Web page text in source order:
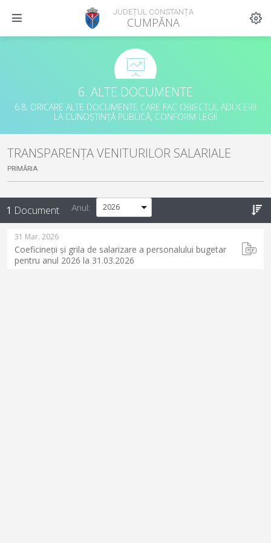
JUDEȚUL CONSTANȚA
CUMPĂNA
6. ALTE DOCUMENTE
6.8. ORICARE ALTE DOCUMENTE CARE FAC OBIECTUL ADUCERII
LA CUNOȘTINȚĂ PUBLICĂ, CONFORM LEGII
TRANSPARENȚA VENITURILOR SALARIALE
PRIMĂRIA
1 Document Anul:
31 Mar. 2026
Coeficineții și grila de salarizare a personalului bugetar
pentru anul 2026 la 31.03.2026